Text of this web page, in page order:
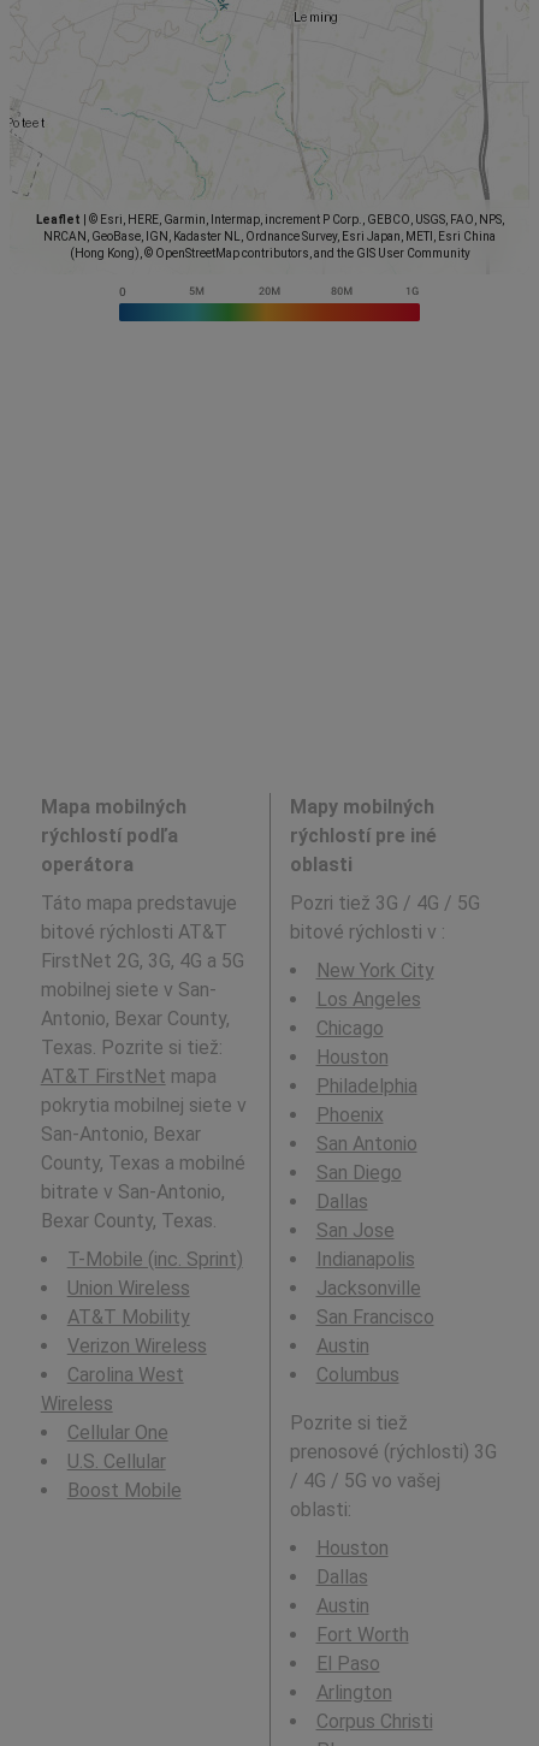
Leaflet
© Esri, HERE, Garmin, Intermap, increment P Corp., GEBCO, USGS, FAO, NPS,
NRCAN, GeoBase, IGN, Kadaster NL, Ordnance Survey, Esri Japan, METI, Esri China
(Hong Kong), © OpenStreetMap contributors, and the GIS User Community
Mapa mobilných
rýchlostí podľa
operátora
Táto mapa predstavuje
bitové rýchlosti AT&T
FirstNet 2G, 3G, 4G a 5G
mobilnej siete v San-
Antonio, Bexar County,
Texas. Pozrite si tiež:
AT&T FirstNet mapa
pokrytia mobilnej siete v
San-Antonio, Bexar
County, Texas a mobilné
bitrate v San-Antonio,
Bexar County, Texas.
T-Mobile (inc. Sprint)
Union Wireless
AT&T Mobility
Verizon Wireless
Carolina West
Wireless
Cellular One
U.S. Cellular
Boost Mobile
Mapy mobilných
rýchlostí pre iné
oblasti
Pozri tiež 3G / 4G / 5G
bitové rýchlosti v :
New York City
Los Angeles
Chicago
Houston
Philadelphia
Phoenix
San Antonio
San Diego
Dallas
San Jose
Indianapolis
Jacksonville
San Francisco
Austin
Columbus
Pozrite si tiež
prenosové (rýchlosti) 3G
/ 4G / 5G vo vašej
oblasti:
Houston
Dallas
Austin
Fort Worth
El Paso
Arlington
Corpus Christi